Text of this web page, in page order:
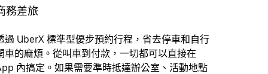
務差旅
過 UberX 標準型優步預約行程，省去停車和自行
車的麻煩。從叫車到付款，一切都可以直接在
內搞定。如果需要準時抵達辦公室、活動地點